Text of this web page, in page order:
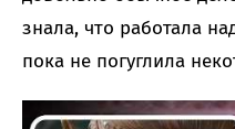
знала, что работала
пока не погуглила